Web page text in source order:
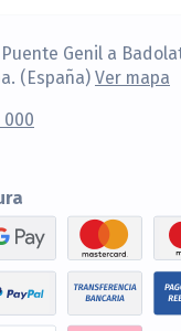
Genil a
(España)Ver mapa
000